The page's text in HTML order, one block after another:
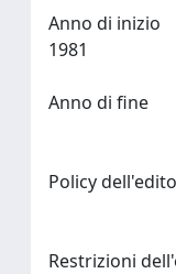
Anno di inizio
Anno di fine
Policy
Restrizioni